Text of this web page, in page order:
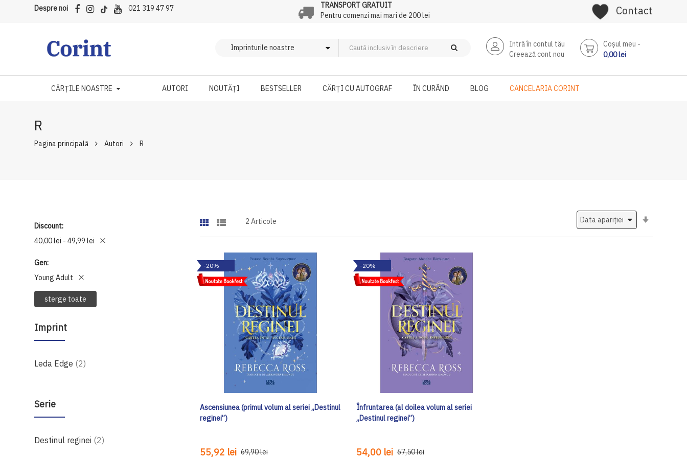
Despre noi 021 319 47 97
TRANSPORT GRATUIT
Pentru comenzi mai mari de 200 lei
Contact
Intră în contul tău
Creează cont nou
Coşul meu
0,00 lei
CĂRȚILE NOASTRE AUTORI NOUTĂȚI BESTSELLER CĂRȚI CU AUTOGRAF ÎN CURÂND BLOG CANCELARIA CORINT
R
Pagina principală Autori R
Discount
40,00 lei - 49,99 lei
Gen
Young Adult
sterge toate
Imprint
Leda Edge 2produse
Serie
Destinul reginei 2produse
2 Articole
-20%
Ascensiunea (primul volum al seriei „Destinul
reginei”)
55,92 lei 69,90 lei
-20%
Înfruntarea (al doilea volum al seriei
„Destinul reginei”)
54,00 lei 67,50 lei